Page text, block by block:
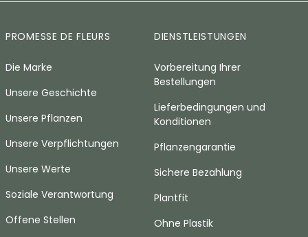
PROMESSE DE FLEURS
Die Marke
Unsere Geschichte
Unsere Pflanzen
Unsere Verpflichtungen
Unsere Werte
Soziale Verantwortung
Offene Stellen
DIENSTLEISTUNGEN
Vorbereitung Ihrer
Bestellungen
Lieferbedingungen und
Konditionen
Pflanzengarantie
Sichere Bezahlung
Plantfit
Ohne Plastik